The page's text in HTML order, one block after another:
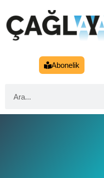
Abonelik